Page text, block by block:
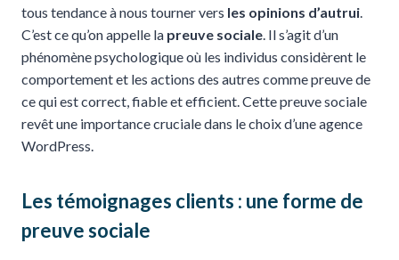
tous tendance à nous tourner vers les opinions d’autrui.
C’est ce qu’on appelle la preuve sociale. Il s’agit d’un
phénomène psychologique où les individus considèrent le
comportement et les actions des autres comme preuve de
ce qui est correct, fiable et efficient. Cette preuve sociale
revêt une importance cruciale dans le choix d’une agence
WordPress.
Les témoignages clients : une forme de
preuve sociale